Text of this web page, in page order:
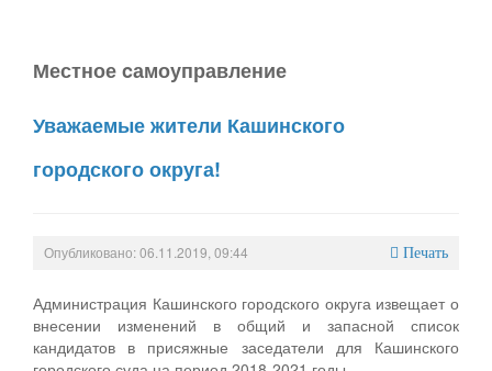
Местное cамоуправление
Уважаемые жители Кашинского
городского округа!
Опубликовано: 06.11.2019, 09:44 Печать
Администрация Кашинского городского округа извещает о
внесении изменений в общий и запасной список
кандидатов в присяжные заседатели для Кашинского